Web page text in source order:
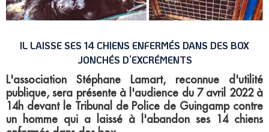
IL LAISSE SES 14 CHIENS ENFERMÉS DANS DES BOX
JONCHÉS D’EXCRÉMENTS
L'association Stéphane Lamart, reconnue d'utilité
publique, sera présente à l'audience du 7 avril 2022 à
14h devant le Tribunal de Police de Guingamp contre
un homme qui a laissé à l'abandon ses 14 chiens